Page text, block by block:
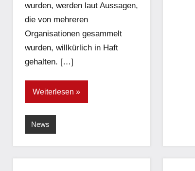
wurden, werden laut Aussagen,
die von mehreren
Organisationen gesammelt
wurden, willkürlich in Haft
gehalten. […]
Weiterlesen
News